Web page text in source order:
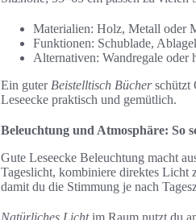
Materialien: Holz, Metall oder
Funktionen: Schublade,
Alternativen: Wandregale oder
Ein guter Beistelltisch Bücherschützt
Leseecke praktisch und gemütlich.
Beleuchtung und Atmosphäre: So
Gute Leseecke Beleuchtung macht
Tageslicht, kombiniere direktes Licht
damit du die Stimmung je nach
Natürliches Lichtim Raum nutzt du